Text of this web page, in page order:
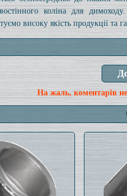
коліна для
високу якість продукції та
На жаль, коментарів